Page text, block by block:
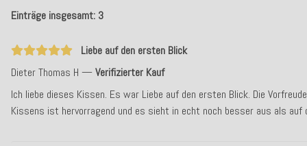
Einträge insgesamt: 3
Liebe auf den ersten Blick
Dieter Thomas H
Verifizierter Kauf
Ich liebe dieses Kissen. Es war Liebe auf den ersten Blick. Die
Kissens ist hervorragend und es sieht in echt noch besser aus als auf